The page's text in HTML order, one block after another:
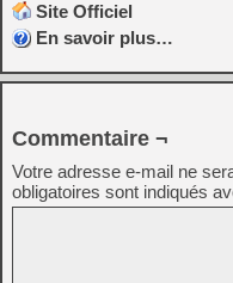
Site Officiel
En savoir plus…
Commentaire ¬
Votre adresse e-mail ne
obligatoires sont indiqués